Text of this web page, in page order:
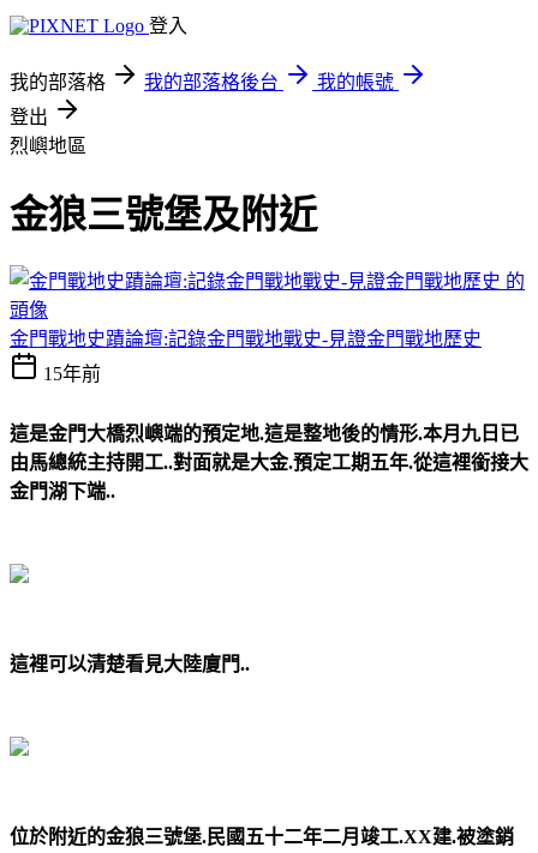
登入
我的部落格 我的部落格後台
我的帳號
登出
烈嶼地區
金狼三號堡及附近
金門戰地史蹟論壇:記錄金門戰地戰史-見證金門戰地歷史
15年前
這是金門大橋烈嶼端的預定地.這是整地後的情形.本月九日已
由馬總統主持開工..對面就是大金.預定工期五年.從這裡銜接大
金門湖下端..
這裡可以清楚看見大陸廈門..
位於附近的金狼三號堡.民國五十二年二月竣工.XX建.被塗銷